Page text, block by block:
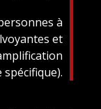
à
et